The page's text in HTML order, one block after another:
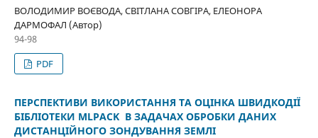
ВОЛОДИМИР ВОЄВОДА, СВІТЛАНА СОВГІРА, ЕЛЕОНОРА
ДАРМОФАЛ (Автор)
94-98
PDF
ПЕРСПЕКТИВИ ВИКОРИСТАННЯ ТА ОЦІНКА ШВИДКОДІЇ
БІБЛІОТЕКИ MLPACK В ЗАДАЧАХ ОБРОБКИ ДАНИХ
ДИСТАНЦІЙНОГО ЗОНДУВАННЯ ЗЕМЛІ